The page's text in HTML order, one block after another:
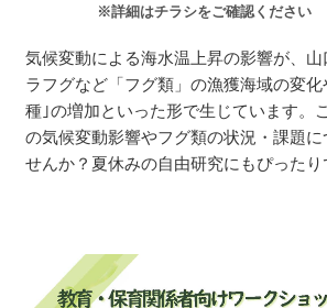
※詳細はチラシをご確認ください
気候変動による海水温上昇の影響が、山
ラフグなど「フグ類」の漁獲海域の変
種｣の増加といった形で生じています。
の気候変動影響やフグ類の状況・課題に
せんか？夏休みの自由研究にもぴったり